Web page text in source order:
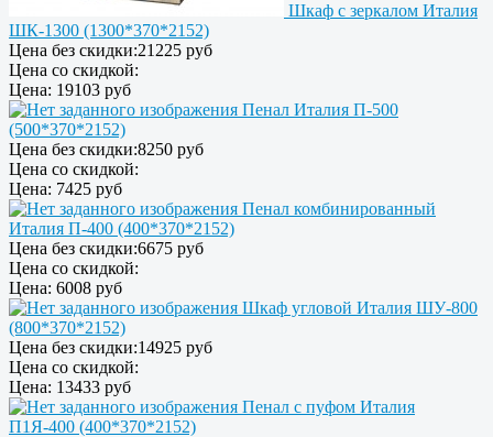
Шкаф с зеркалом Италия
ШК-1300 (1300*370*2152)
Цена без скидки:21225 руб
Цена со скидкой:
Цена: 19103 руб
Пенал Италия П-500
(500*370*2152)
Цена без скидки:8250 руб
Цена со скидкой:
Цена: 7425 руб
Пенал комбинированный
Италия П-400 (400*370*2152)
Цена без скидки:6675 руб
Цена со скидкой:
Цена: 6008 руб
Шкаф угловой Италия ШУ-800
(800*370*2152)
Цена без скидки:14925 руб
Цена со скидкой:
Цена: 13433 руб
Пенал с пуфом Италия
П1Я-400 (400*370*2152)